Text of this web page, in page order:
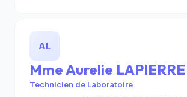
AL
Mme Aurelie LAPIERRE
Technicien de Laboratoire